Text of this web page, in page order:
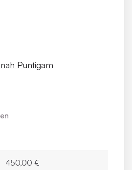
Puntigam
450,00 €